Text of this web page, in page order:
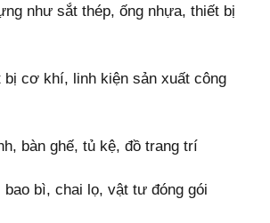
như sắt thép, ống nhựa, thiết bị
cơ khí, linh kiện sản xuất công
bàn ghế, tủ kệ, đồ trang trí
bao bì, chai lọ, vật tư đóng gói